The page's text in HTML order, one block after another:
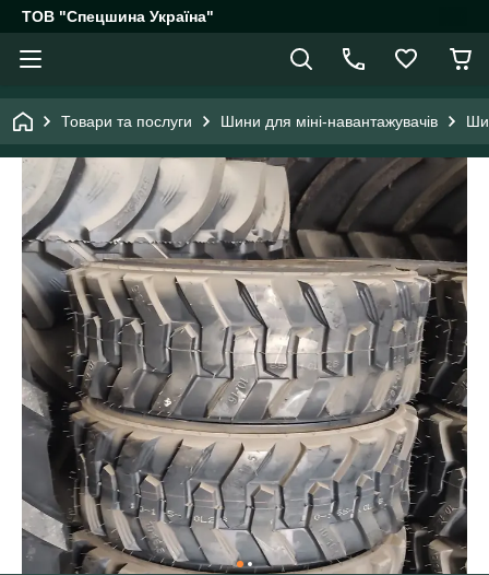
ТОВ "Спецшина Україна"
Товари та послуги Шини для міні-навантажувачів